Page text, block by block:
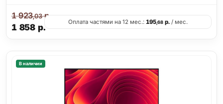
1 858 р.
1 923,03р.
Оплата частями на 12 мес.: 195,68 р. / мес.
В наличии